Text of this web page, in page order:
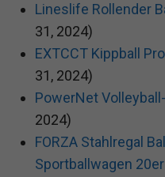
Lineslife Rollender
31, 2024)
EXTCCT Kippball
31, 2024)
PowerNet
2024)
FORZA Stahlregal
Sportballwagen 20er